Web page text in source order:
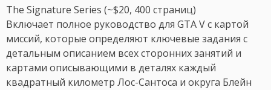
The Signature Series (~$20, 400 страниц)
Включает полное руководство для GTA V с картой
миссий, которые определяют ключевые задания с
детальным описанием всех сторонних занятий и
картами описывающими в деталях каждый
квадратный километр Лос-Сантоса и округа Блейн